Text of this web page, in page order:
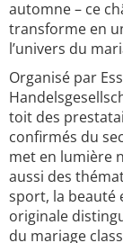
automne – ce
transforme en
l’univers du
Organisé par
toit des
confirmés du
met en lumière
aussi des
sport, la beauté
originale
du mariage